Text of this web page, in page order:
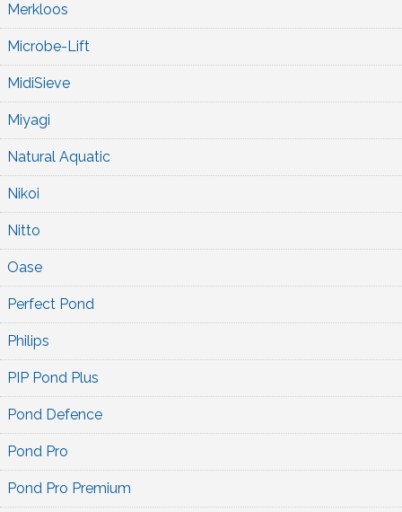
Merkloos
Microbe-Lift
MidiSieve
Miyagi
Natural Aquatic
Nikoi
Nitto
Oase
Perfect Pond
Philips
PIP Pond Plus
Pond Defence
Pond Pro
Pond Pro Premium